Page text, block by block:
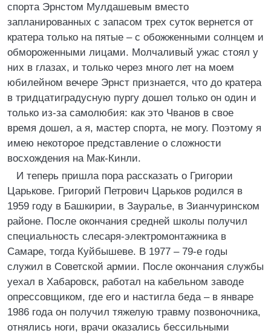
спорта Эрнстом Мулдашевым вместо
запланированных с запасом трех суток вернется от
кратера только на пятые – с обожженными солнцем и
обмороженными лицами. Молчаливый ужас стоял у
них в глазах, и только через много лет на моем
юбилейном вечере Эрнст признается, что до кратера
в тридцатиградусную пургу дошел только он один и
только из-за самолюбия: как это Чванов в свое
время дошел, а я, мастер спорта, не могу. Поэтому я
имею некоторое представление о сложности
восхождения на Мак-Кинли.
И теперь пришла пора рассказать о Григории
Царькове. Григорий Петрович Царьков родился в
1959 году в Башкирии, в Зауралье, в Зианчуринском
районе. После окончания средней школы получил
специальность слесаря-электромонтажника в
Самаре, тогда Куйбышеве. В 1977 – 79-е годы
служил в Советской армии. После окончания службы
уехал в Хабаровск, работал на кабельном заводе
опрессовщиком, где его и настигла беда – в январе
1986 года он получил тяжелую травму позвоночника,
отнялись ноги, врачи оказались бессильными